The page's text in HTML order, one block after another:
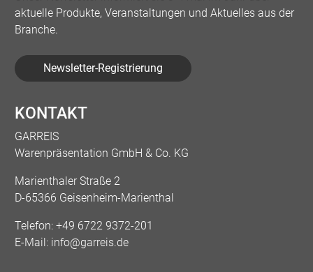
aktuelle Produkte, Veranstaltungen und Aktuelles aus der
Branche.
Newsletter-Registrierung
KONTAKT
GARREIS
Warenpräsentation GmbH & Co. KG
Marienthaler Straße 2
D-65366 Geisenheim-Marienthal
Telefon: +49 6722 9372-201
E-Mail: info@garreis.de